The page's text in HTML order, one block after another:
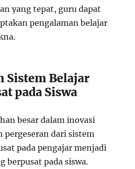
yang tepat, guru dapat
pengalaman belajar
Sistem Belajar
pada Siswa
besar dalam inovasi
pergeseran dari sistem
pada pengajar menjadi
berpusat pada siswa.